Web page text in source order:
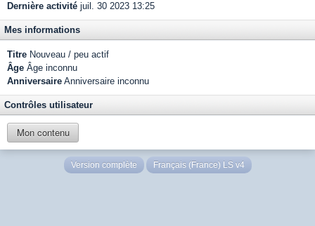
Dernière activité juil. 30 2023 13:25
Mes informations
Titre Nouveau / peu actif
Âge Âge inconnu
Anniversaire Anniversaire inconnu
Contrôles utilisateur
Mon contenu
Version complète Français (France) LS v4